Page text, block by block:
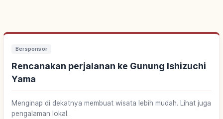
Bersponsor
Rencanakan perjalanan ke Gunung Ishizuchi
Yama
Menginap di dekatnya membuat wisata lebih mudah. Lihat juga
pengalaman lokal.